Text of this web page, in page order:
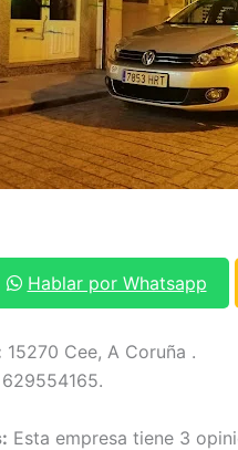
Hablar por Whatsapp
15270 Cee, A Coruña .
629554165.
Esta empresa tiene 3